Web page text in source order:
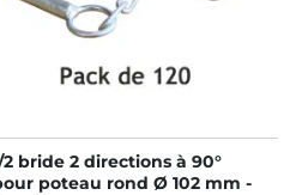
2 bride 2 directions à 90°
poteau rond Ø 102 mm -